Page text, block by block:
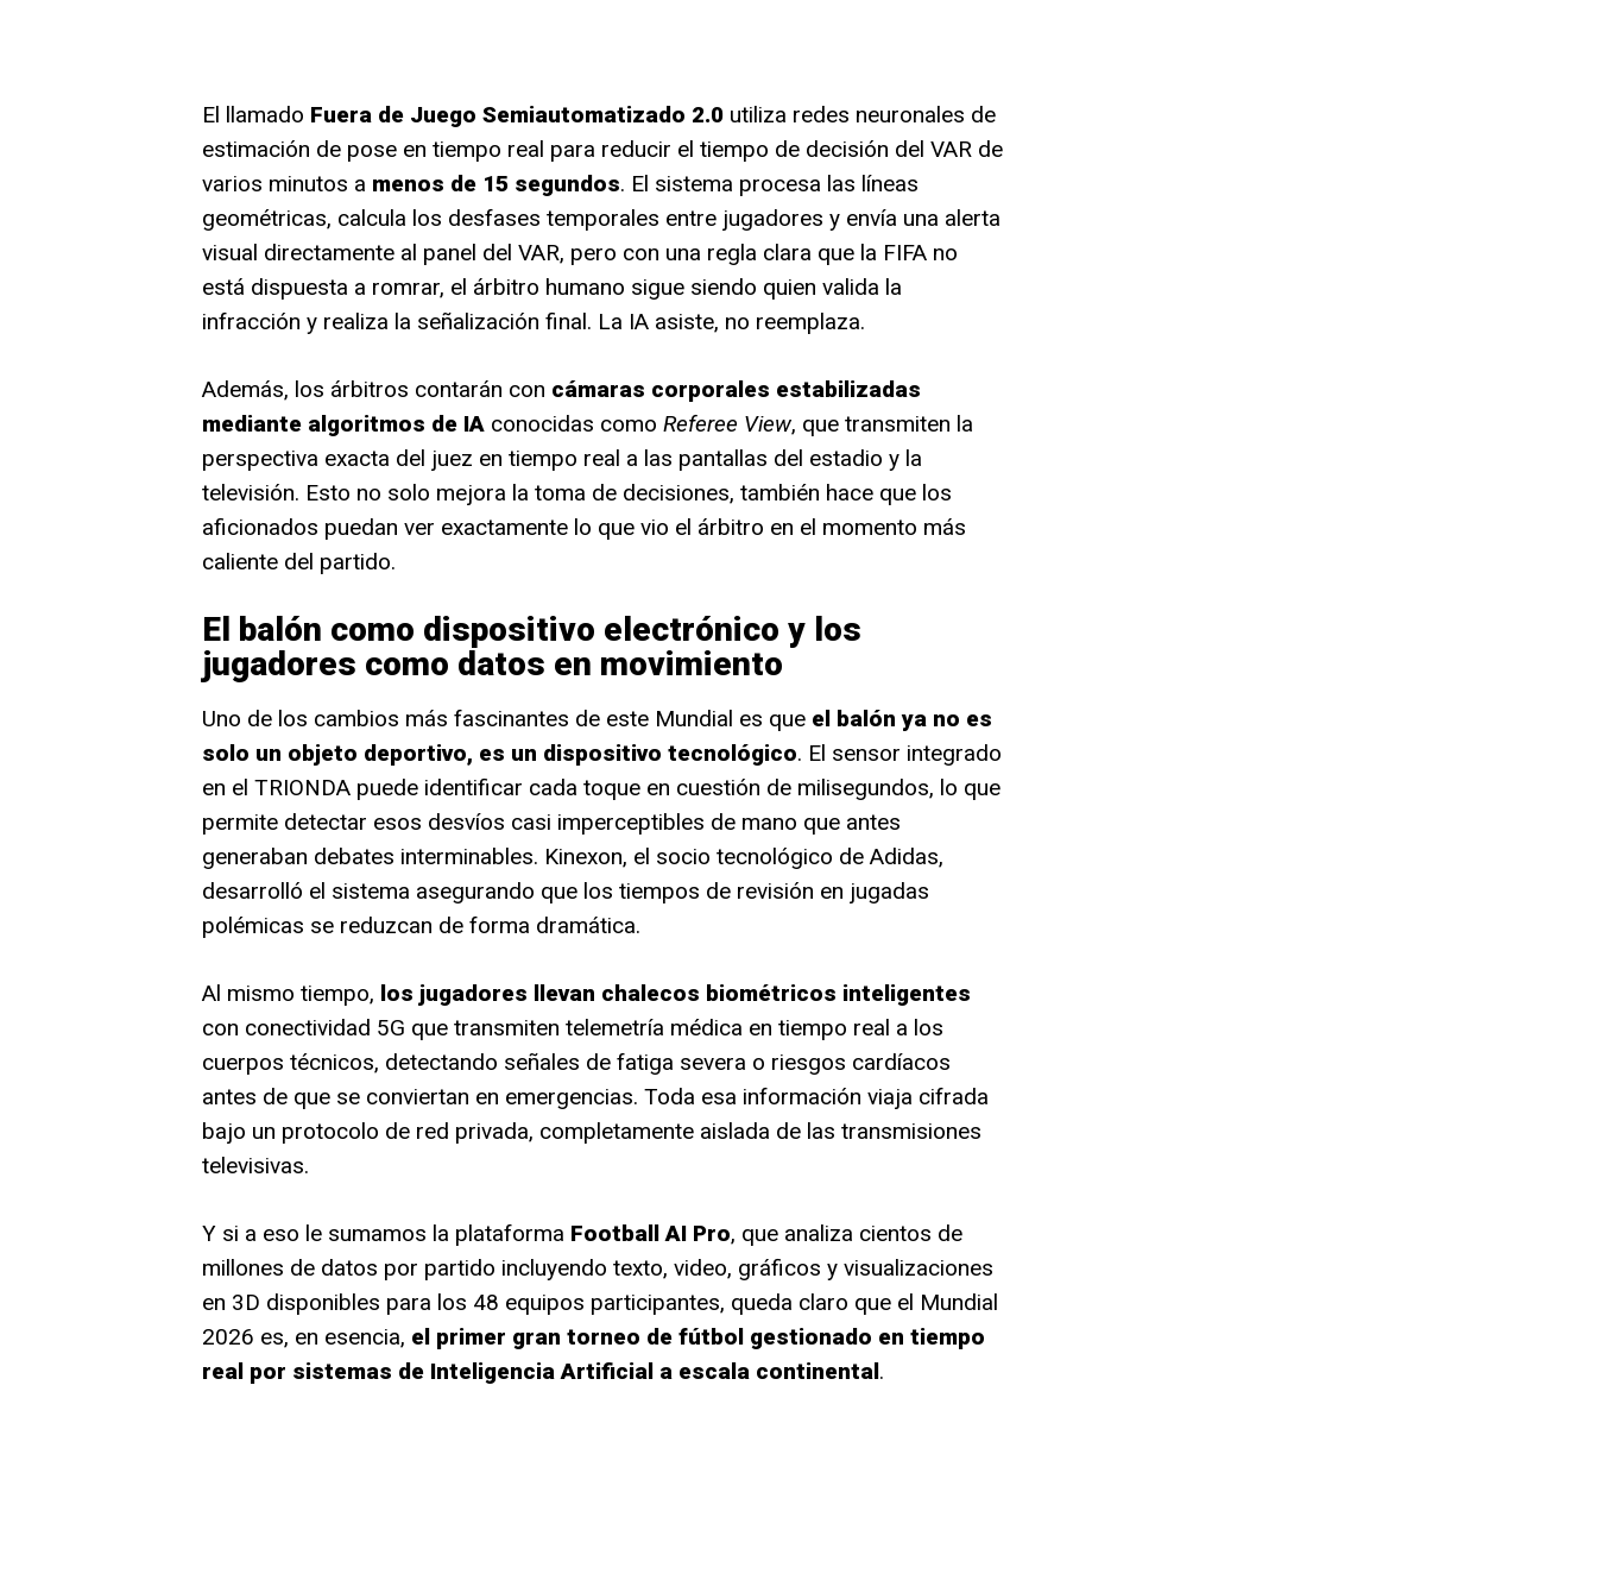
El llamado Fuera de Juego Semiautomatizado 2.0utiliza redes neuronales de
estimación de pose en tiempo real para reducir el tiempo de decisión del VAR de
varios minutos a menos de 15 segundos. El sistema procesa las líneas
geométricas, calcula los desfases temporales entre jugadores y envía una alerta
visual directamente al panel del VAR, pero con una regla clara que la FIFA no
está dispuesta a romrar, el árbitro humano sigue siendo quien valida la
infracción y realiza la señalización final. La IA asiste, no reemplaza.
Además, los árbitros contarán con cámaras corporales estabilizadas
mediante algoritmos de IAconocidas como Referee View, que transmiten la
perspectiva exacta del juez en tiempo real a las pantallas del estadio y la
televisión. Esto no solo mejora la toma de decisiones, también hace que los
aficionados puedan ver exactamente lo que vio el árbitro en el momento más
caliente del partido.
El balón como dispositivo electrónico y los
jugadores como datos en movimiento
Uno de los cambios más fascinantes de este Mundial es que el balón ya no es
solo un objeto deportivo, es un dispositivo tecnológico. El sensor integrado
en el TRIONDA puede identificar cada toque en cuestión de milisegundos, lo que
permite detectar esos desvíos casi imperceptibles de mano que antes
generaban debates interminables. Kinexon, el socio tecnológico de Adidas,
desarrolló el sistema asegurando que los tiempos de revisión en jugadas
polémicas se reduzcan de forma dramática.
Al mismo tiempo, los jugadores llevan chalecos biométricos inteligentes
con conectividad 5G que transmiten telemetría médica en tiempo real a los
cuerpos técnicos, detectando señales de fatiga severa o riesgos cardíacos
antes de que se conviertan en emergencias. Toda esa información viaja cifrada
bajo un protocolo de red privada, completamente aislada de las transmisiones
televisivas.
Y si a eso le sumamos la plataforma Football AI Pro, que analiza cientos de
millones de datos por partido incluyendo texto, video, gráficos y visualizaciones
en 3D disponibles para los 48 equipos participantes, queda claro que el Mundial
2026 es, en esencia, el primer gran torneo de fútbol gestionado en tiempo
real por sistemas de Inteligencia Artificial a escala continental.